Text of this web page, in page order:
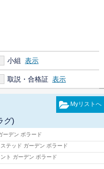
小組
取説・合格証
プラグ)
> ルイスポールセン > AJ ガーデン ボラード
明 > ルイスポールセン > ビュステッド ガーデン ボラード
明 > ルイスポールセン > フリント ガーデン ボラード